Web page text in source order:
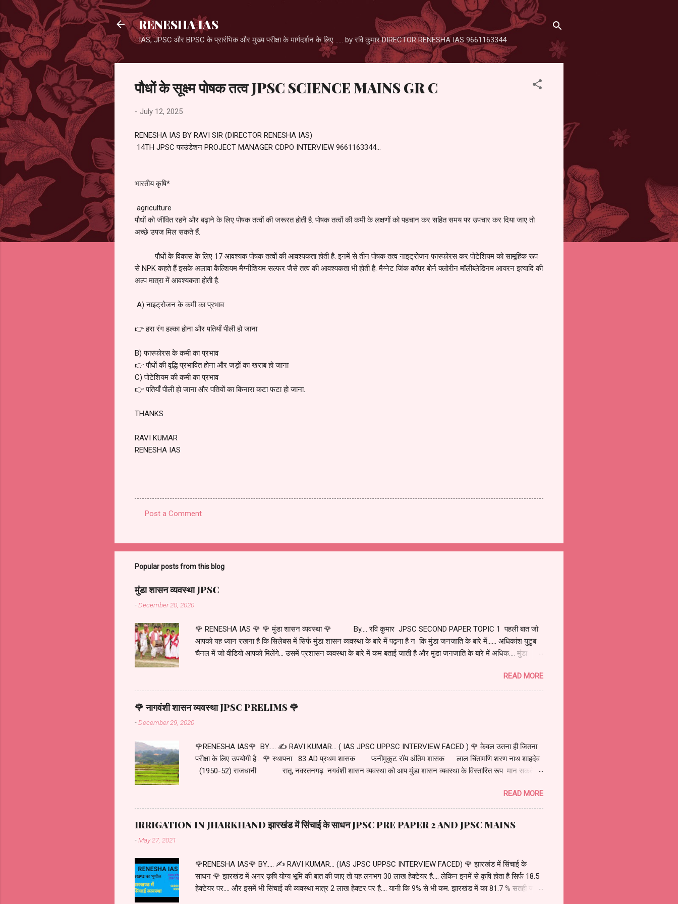
RENESHA IAS
IAS, JPSC और BPSC के प्रारंभिक और मुख्य परीक्षा के मार्गदर्शन के लिए ..... by रवि कुमार DIRECTOR RENESHA IAS 9661163344
पौधों के सूक्ष्म पोषक तत्व JPSC SCIENCE MAINS GR C
- July 12, 2025
RENESHA IAS BY RAVI SIR (DIRECTOR RENESHA IAS)
14TH JPSC फाउंडेशन PROJECT MANAGER CDPO INTERVIEW 9661163344...
भारतीय कृषि*
agriculture
पौधों को जीवित रहने और बढ़ाने के लिए पोषक तत्वों की जरूरत होती है. पोषक तत्वों की कमी के लक्षणों को पहचान कर सहित समय पर उपचार कर दिया जाए तो
अच्छे उपज मिल सकते हैं.
पौधों के विकास के लिए 17 आवश्यक पोषक तत्वों की आवश्यकता होती है. इनमें से तीन पोषक तत्व नाइट्रोजन फास्फोरस कर पोटेशियम को सामूहिक रूप
से NPK कहते हैं इसके अलावा कैल्शियम मैग्नीशियम सल्फर जैसे तत्व की आवश्यकता भी होती है. मैग्नेट जिंक कॉपर बोर्न क्लोरीन मॉलीब्लेडिनम आयरन इत्यादि की
अल्प मात्रा में आवश्यकता होती है.
A) नाइट्रोजन के कमी का प्रभाव
👉 हरा रंग हल्का होना और पतियाँ पीली हो जाना
B) फास्फोरस के कमी का प्रभाव
👉 पौधों की वृद्धि प्रभावित होना और जड़ों का खराब हो जाना
C) पोटेशियम की कमी का प्रभाव
👉 पतियाँ पीली हो जाना और पतियों का किनारा कटा फटा हो जाना.
THANKS
RAVI KUMAR
RENESHA IAS
m
m
n
t
s
Post a Comment
Popular posts from this blog
मुंडा शासन व्यवस्था JPSC
-December 20, 2020
🌹 RENESHA IAS 🌹 🌹 मुंडा शासन व्यवस्था 🌹 By.... रवि कुमार JPSC SECOND PAPER TOPIC 1 पहली बात जो
आपको यह ध्यान रखना है कि सिलेबस में सिर्फ मुंडा शासन व्यवस्था के बारे में पढ़ना है न कि मुंडा जनजाति के बारे में...... अधिकांश युटुब
चैनल में जो वीडियो आपको मिलेंगे... उसमें प्रशासन व्यवस्था के बारे में कम बताई जाती है और मुंडा जनजाति के बारे में अधिक.... मुंडा
में हुआ. रिसा मुंडा के साथ करीब में 21000 मुंडा थे. जब इन का आगमन यहां हुआ तो यह पूरा क्षेत्र जंगली था. मुंडाओं को बसने के लिए
और खेती करने के लिए खाली जमीन की जरूरत थी. इसके लिए स्वाभाविक था कि जंगल इस सफाई जितनी जल्दी हो सके, संपन्न करना.
.... मुंडाओ के कुछ समूहों के द्वारा अलग-अलग क्षेत्रों में जंगल सफाई का कार्य शुरू हुआ. यह सभी क्षेत्र खूंटकट्टी कहलाए. क्योंकि मुंडा
परिवार या मुंडा समूह को खुद की संज्ञा दी जाती थी. ...... धीरे-धीरे कई खूं...
READ MORE
🌹 नागवंशी शासन व्यवस्था JPSC PRELIMS 🌹
-December 29, 2020
🌹RENESHA IAS🌹 BY..... ✍️ RAVI KUMAR... ( IAS JPSC UPPSC INTERVIEW FACED ) 🌹 केवल उतना ही जितना
परीक्षा के लिए उपयोगी है... 🌹 स्थापना 83 AD प्रथम शासक फनीमुकुट रॉय अंतिम शासक लाल चिंतामणि शरण नाथ शाहदेव
(1950-52) राजधानी रातू, नवरतनगढ़ नगवंशी शासन व्यवस्था को आप मुंडा शासन व्यवस्था के विस्तारित रूप मान सकते हैं.
में अपनी पत्नी के साथ विचरण कर रहे थे. इस दौरान उन्हें नागफण वृक्ष के नीचे एक अबोध बालक की प्राप्ति हुई..... क्योंकि इस बच्चे की
प्राप्ति एक नागफण वृक्ष के नीचे हुई थी इस कारण इस अबोधबालक का नामकरण फणीमुकुट कर दिया गया..... मदरा मुंडा का पहले से भी
एक बेटा था. दोनों बच्चों का पालन पोषण मदरा मुंडा ने अच्छी तरह से किया. दूसरे शब्दों में आप कह सकते हैं कि दोनों बच्चों में किसी भी तरह
का भेदभाव नहीं ...
READ MORE
IRRIGATION IN JHARKHAND झारखंड में सिंचाई के साधन JPSC PRE PAPER 2 AND JPSC MAINS
-May 27, 2021
🌹RENESHA IAS🌹 BY..... ✍️ RAVI KUMAR... (IAS JPSC UPPSC INTERVIEW FACED) 🌹 झारखंड में सिंचाई के
साधन 🌹 झारखंड में अगर कृषि योग्य भूमि की बात की जाए तो यह लगभग 30 लाख हेक्टेयर है.... लेकिन इनमें से कृषि होता है सिर्फ 18.5
हेक्टेयर पर.... और इसमें भी सिंचाई की व्यवस्था मात्र 2 लाख हेक्टर पर है.... यानी कि 9% से भी कम. झारखंड में का 81.7 % सतही जल